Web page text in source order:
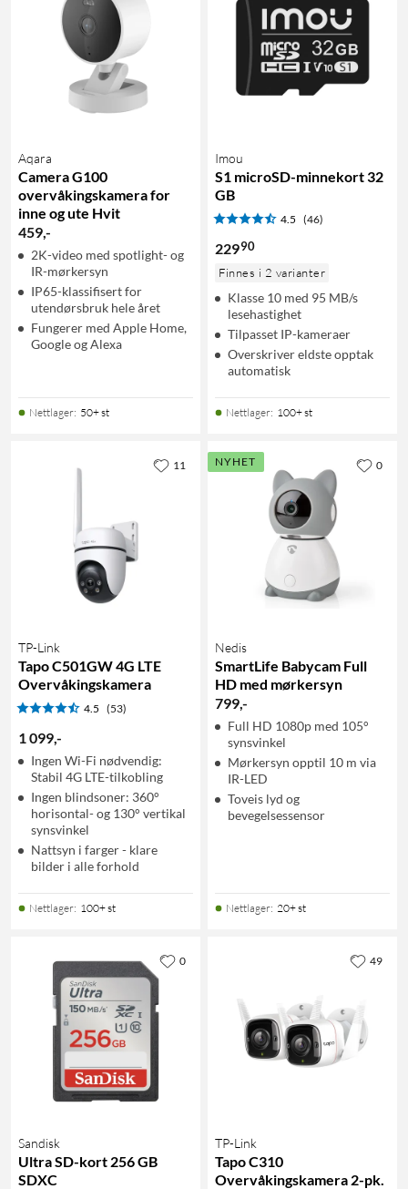
Aqara
Camera G100
overvåkingskamera for
inne og ute Hvit
459-
2K-video med spotlight- og
IR-mørkersyn
IP65-klassifisert for
utendørsbruk hele året
Fungerer med Apple Home,
Google og Alexa
Nettlager: 50+ st
Imou
S1 microSD-minnekort 32
GB
4.5 (46)
22990
Finnes i 2 varianter
Klasse 10 med 95 MB/s
lesehastighet
Tilpasset IP-kameraer
Overskriver eldste opptak
automatisk
Nettlager: 100+ st
TP-Link
Tapo C501GW 4G LTE
Overvåkingskamera
4.5 (53)
1 099-
Ingen Wi-Fi nødvendig:
Stabil 4G LTE-tilkobling
Ingen blindsoner: 360°
horisontal- og 130° vertikal
synsvinkel
Nattsyn i farger - klare
bilder i alle forhold
Nettlager: 100+ st
11 NYHET
Nedis
SmartLife Babycam Full
HD med mørkersyn
799-
Full HD 1080p med 105°
synsvinkel
Mørkersyn opptil 10 m via
IR-LED
Toveis lyd og
bevegelsessensor
Nettlager: 20+ st
0
Sandisk
Ultra SD-kort 256 GB
SDXC
0
TP-Link
Tapo C310
Overvåkingskamera 2-pk.
49